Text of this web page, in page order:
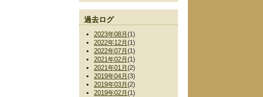
過去ログ
2023年08月 (1)
2022年12月 (1)
2022年07月 (1)
2021年02月 (1)
2021年01月 (2)
2019年04月 (3)
2019年03月 (2)
2019年02月 (1)